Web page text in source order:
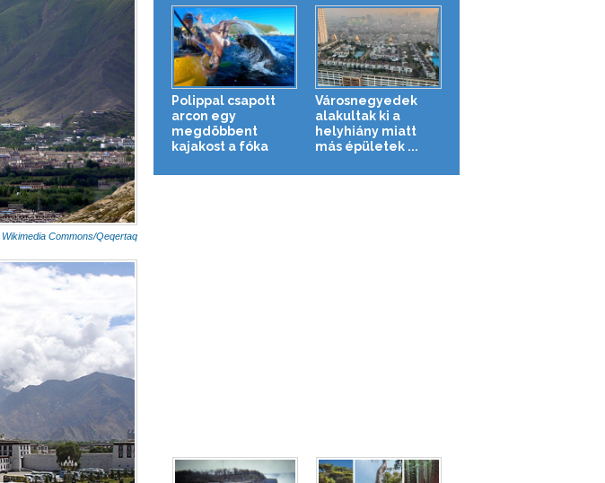
Wikimedia Commons/Qeqertaq
Polippal csapott
arcon egy
megdöbbent
kajakost a fóka
Városnegyedek
alakultak ki a
helyhiány miatt
más épületek ...